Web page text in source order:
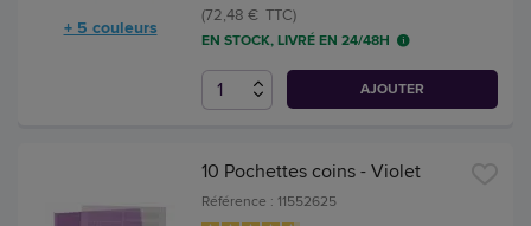
+ 5 couleurs
(72,48 € TTC)
EN STOCK, LIVRÉ EN 24/48H
AJOUTER
10 Pochettes coins - Violet
Référence : 11552625